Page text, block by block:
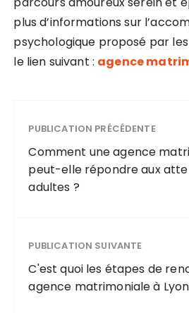
plus d’informations sur
psychologique proposé par
le lien suivant : agence
PUBLICATION PRÉCÉDENTE
Comment une agence
peut-elle répondre aux
adultes ?
PUBLICATION SUIVANTE
C'est quoi les étapes de
agence matrimoniale à